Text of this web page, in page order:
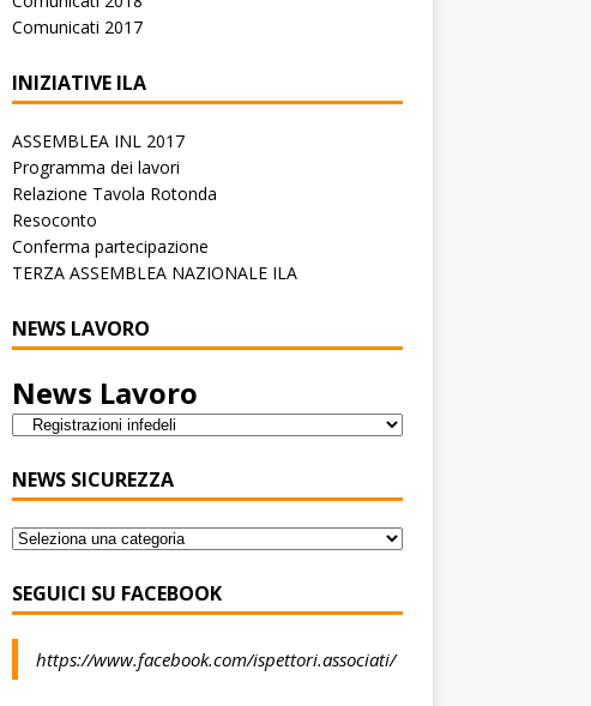
Comunicati 2017
INIZIATIVE ILA
ASSEMBLEA INL 2017
Programma dei lavori
Relazione Tavola Rotonda
Resoconto
Conferma partecipazione
TERZA ASSEMBLEA NAZIONALE ILA
NEWS LAVORO
News Lavoro
NEWS SICUREZZA
SEGUICI SU FACEBOOK
https://www.facebook.com/ispettori.associati/